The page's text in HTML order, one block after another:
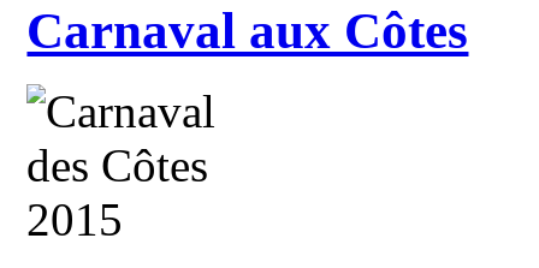
Carnaval aux Côtes